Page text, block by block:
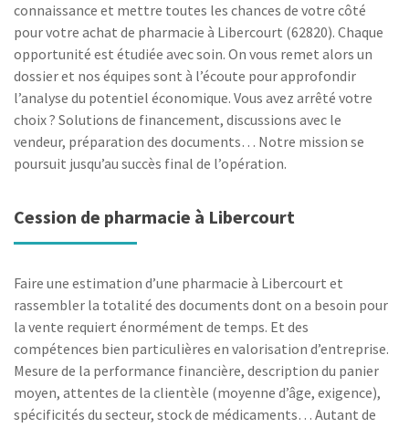
connaissance et mettre toutes les chances de votre côté
pour votre achat de pharmacie à Libercourt (62820). Chaque
opportunité est étudiée avec soin. On vous remet alors un
dossier et nos équipes sont à l’écoute pour approfondir
l’analyse du potentiel économique. Vous avez arrêté votre
choix ? Solutions de financement, discussions avec le
vendeur, préparation des documents… Notre mission se
poursuit jusqu’au succès final de l’opération.
Cession de pharmacie à Libercourt
Faire une estimation d’une pharmacie à Libercourt et
rassembler la totalité des documents dont on a besoin pour
la vente requiert énormément de temps. Et des
compétences bien particulières en valorisation d’entreprise.
Mesure de la performance financière, description du panier
moyen, attentes de la clientèle (moyenne d’âge, exigence),
spécificités du secteur, stock de médicaments… Autant de